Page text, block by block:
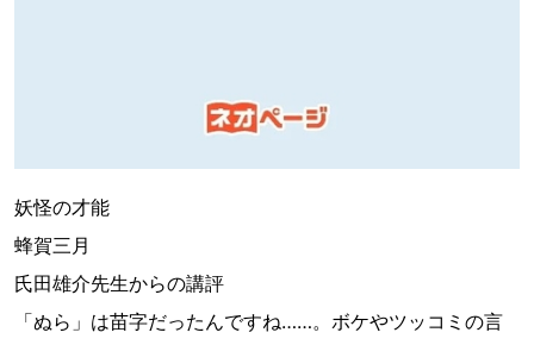
妖怪の才能
蜂賀三月
氏田雄介先生からの講評
「ぬら」は苗字だったんですね……。ボケやツッコミの言